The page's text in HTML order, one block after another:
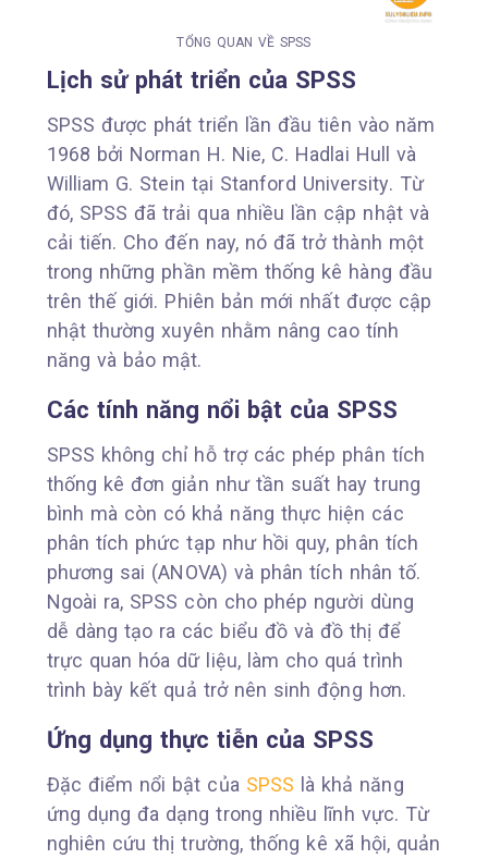
TỔNG QUAN VỀ SPSS
Lịch sử phát triển của SPSS
SPSS được phát triển lần đầu tiên vào năm
1968 bởi Norman H. Nie, C. Hadlai Hull và
William G. Stein tại Stanford University. Từ
đó, SPSS đã trải qua nhiều lần cập nhật và
cải tiến. Cho đến nay, nó đã trở thành một
trong những phần mềm thống kê hàng đầu
trên thế giới. Phiên bản mới nhất được cập
nhật thường xuyên nhằm nâng cao tính
năng và bảo mật.
Các tính năng nổi bật của SPSS
SPSS không chỉ hỗ trợ các phép phân tích
thống kê đơn giản như tần suất hay trung
bình mà còn có khả năng thực hiện các
phân tích phức tạp như hồi quy, phân tích
phương sai (ANOVA) và phân tích nhân tố.
Ngoài ra, SPSS còn cho phép người dùng
dễ dàng tạo ra các biểu đồ và đồ thị để
trực quan hóa dữ liệu, làm cho quá trình
trình bày kết quả trở nên sinh động hơn.
Ứng dụng thực tiễn của SPSS
Đặc điểm nổi bật của SPSS là khả năng
ứng dụng đa dạng trong nhiều lĩnh vực. Từ
nghiên cứu thị trường, thống kê xã hội, quản